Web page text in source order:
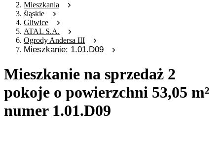
Mieszkania
śląskie
Gliwice
ATAL S.A.
Ogrody Andersa III
Mieszkanie: 1.01.D09
Mieszkanie na sprzedaż 2
pokoje o powierzchni 53,05 m²
numer 1.01.D09